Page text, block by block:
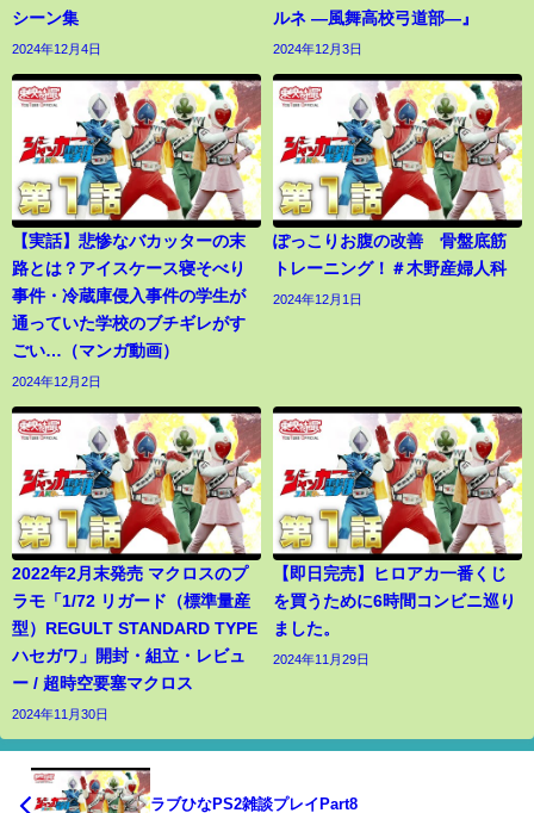
シーン集
2024年12月4日
ルネ ―風舞高校弓道部―』
2024年12月3日
【実話】悲惨なバカッターの末
路とは？アイスケース寝そべり
事件・冷蔵庫侵入事件の学生が
通っていた学校のブチギレがす
ごい…（マンガ動画）
2024年12月2日
ぽっこりお腹の改善 骨盤底筋
トレーニング！＃木野産婦人科
2024年12月1日
2022年2月末発売 マクロスのプ
ラモ「1/72 リガード（標準量産
型）REGULT STANDARD TYPE
ハセガワ」開封・組立・レビュ
ー / 超時空要塞マクロス
2024年11月30日
【即日完売】ヒロアカ一番くじ
を買うために6時間コンビニ巡り
ました。
2024年11月29日
ラブひなPS2雑談プレイPart8